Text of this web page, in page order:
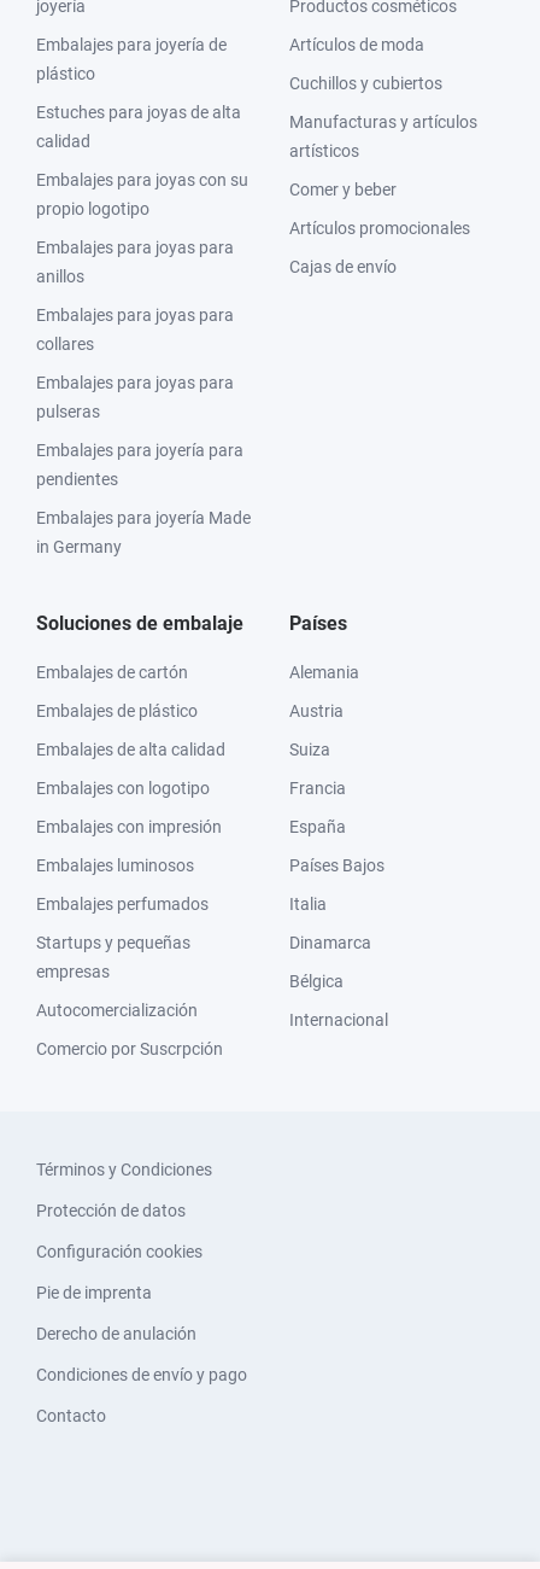
joyería
Embalajes para joyería de
plástico
Estuches para joyas de alta
calidad
Embalajes para joyas con su
propio logotipo
Embalajes para joyas para
anillos
Embalajes para joyas para
collares
Embalajes para joyas para
pulseras
Embalajes para joyería para
pendientes
Embalajes para joyería Made
in Germany
Productos cosméticos
Artículos de moda
Cuchillos y cubiertos
Manufacturas y artículos
artísticos
Comer y beber
Artículos promocionales
Cajas de envío
Soluciones de embalaje
Embalajes de cartón
Embalajes de plástico
Embalajes de alta calidad
Embalajes con logotipo
Embalajes con impresión
Embalajes luminosos
Embalajes perfumados
Startups y pequeñas
empresas
Autocomercialización
Comercio por Suscrpción
Países
Alemania
Austria
Suiza
Francia
España
Países Bajos
Italia
Dinamarca
Bélgica
Internacional
Términos y Condiciones
Protección de datos
Configuración cookies
Pie de imprenta
Derecho de anulación
Condiciones de envío y pago
Contacto